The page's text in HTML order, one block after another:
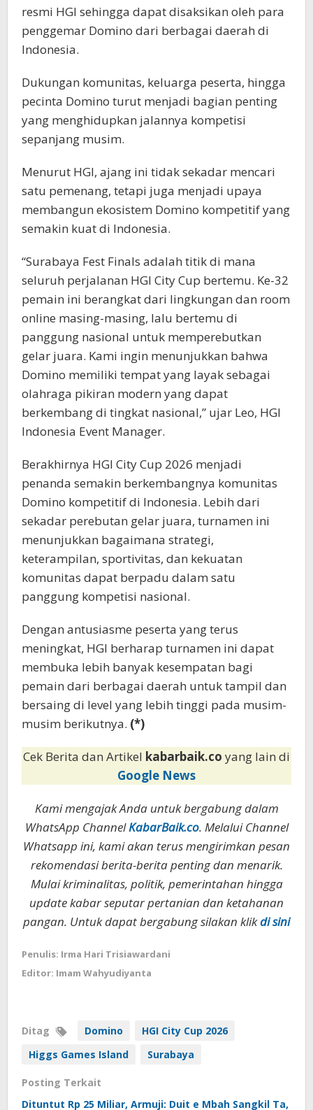
resmi HGI sehingga dapat disaksikan oleh para
penggemar Domino dari berbagai daerah di
Indonesia.
Dukungan komunitas, keluarga peserta, hingga
pecinta Domino turut menjadi bagian penting
yang menghidupkan jalannya kompetisi
sepanjang musim.
Menurut HGI, ajang ini tidak sekadar mencari
satu pemenang, tetapi juga menjadi upaya
membangun ekosistem Domino kompetitif yang
semakin kuat di Indonesia.
“Surabaya Fest Finals adalah titik di mana
seluruh perjalanan HGI City Cup bertemu. Ke-32
pemain ini berangkat dari lingkungan dan room
online masing-masing, lalu bertemu di
panggung nasional untuk memperebutkan
gelar juara. Kami ingin menunjukkan bahwa
Domino memiliki tempat yang layak sebagai
olahraga pikiran modern yang dapat
berkembang di tingkat nasional,” ujar Leo, HGI
Indonesia Event Manager.
Berakhirnya HGI City Cup 2026 menjadi
penanda semakin berkembangnya komunitas
Domino kompetitif di Indonesia. Lebih dari
sekadar perebutan gelar juara, turnamen ini
menunjukkan bagaimana strategi,
keterampilan, sportivitas, dan kekuatan
komunitas dapat berpadu dalam satu
panggung kompetisi nasional.
Dengan antusiasme peserta yang terus
meningkat, HGI berharap turnamen ini dapat
membuka lebih banyak kesempatan bagi
pemain dari berbagai daerah untuk tampil dan
bersaing di level yang lebih tinggi pada musim-
musim berikutnya. (*)
Cek Berita dan Artikel kabarbaik.co yang lain di
Google News
Kami mengajak Anda untuk bergabung dalam
WhatsApp ChannelKabarBaik.co. Melalui Channel
Whatsapp ini, kami akan terus mengirimkan pesan
rekomendasi berita-berita penting dan menarik.
Mulai kriminalitas, politik, pemerintahan hingga
update kabar seputar pertanian dan ketahanan
pangan. Untuk dapat bergabung silakan klikdi sini
Penulis: Irma Hari Trisiawardani
Editor: Imam Wahyudiyanta
Ditag Domino
HGI City Cup 2026
Higgs Games Island
Surabaya
Posting Terkait
Dituntut Rp 25 Miliar, Armuji: Duit e Mbah Sangkil Ta,